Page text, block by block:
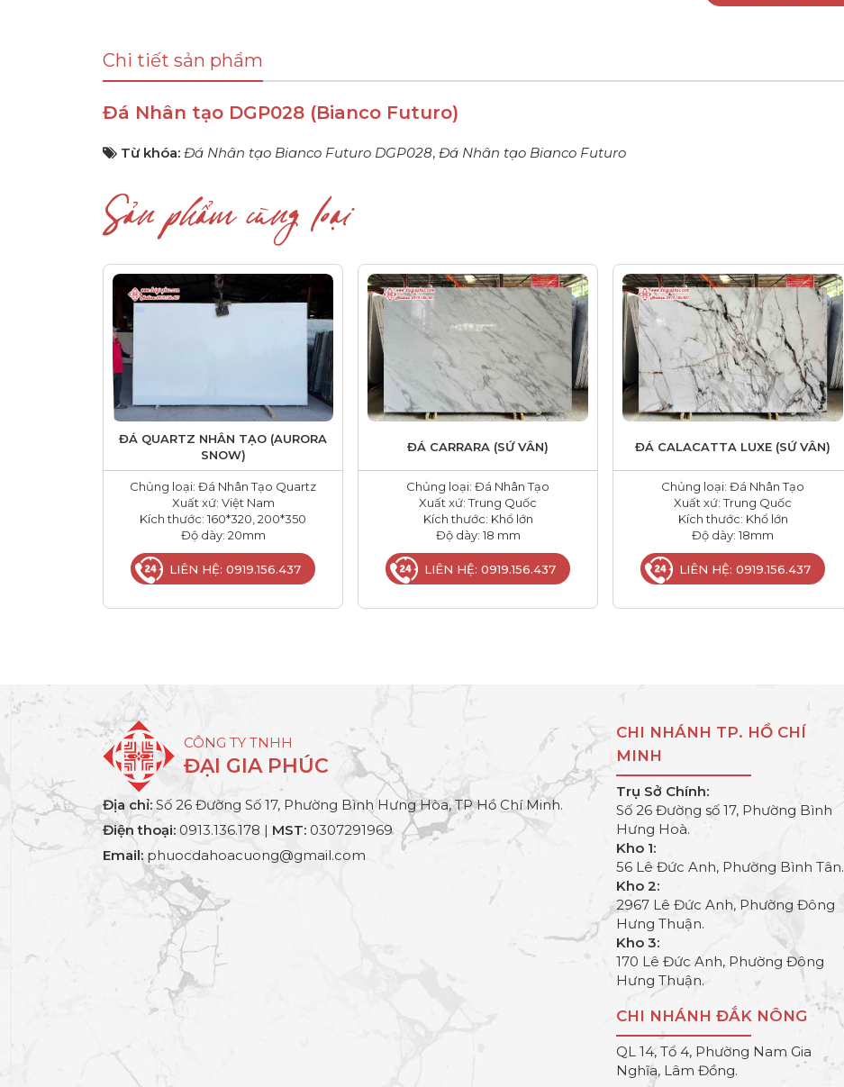
Chi tiết sản phẩm
Đá Nhân tạo DGP028 (Bianco Futuro)
Từ khóa: Đá Nhân tạo Bianco Futuro DGP028, Đá Nhân tạo Bianco Futuro
Sản phẩm cùng loại
ĐÁ QUARTZ NHÂN TẠO (AURORA
SNOW)
Chủng loại: Đá Nhân Tạo Quartz
Xuất xứ: Việt Nam
Kích thước: 160*320, 200*350
Độ dày: 20mm
LIÊN HỆ: 0919.156.437
ĐÁ CARRARA (SỨ VÂN)
Chủng loại: Đá Nhân Tạo
Xuất xứ: Trung Quốc
Kích thước: Khổ lớn
Độ dày: 18 mm
LIÊN HỆ: 0919.156.437
ĐÁ CALACATTA LUXE (SỨ VÂN)
Chủng loại: Đá Nhân Tạo
Xuất xứ: Trung Quốc
Kích thước: Khổ lớn
Độ dày: 18mm
LIÊN HỆ: 0919.156.437
CÔNG TY TNHH
ĐẠI GIA PHÚC
Địa chỉ: Số 26 Đường Số 17, Phường Bình Hưng Hòa, TP Hồ Chí Minh.
Điện thoại: 0913.136.178 | MST: 0307291969
Email: phuocdahoacuong@gmail.com
CHI NHÁNH TP. HỒ CHÍ
MINH
Trụ Sở Chính:
Số 26 Đường số 17, Phường Bình
Hưng Hoà.
Kho 1:
56 Lê Đức Anh, Phường Bình Tân.
Kho 2:
2967 Lê Đức Anh, Phường Đông
Hưng Thuận.
Kho 3:
170 Lê Đức Anh, Phường Đông
Hưng Thuận.
CHI NHÁNH ĐẮK NÔNG
QL 14, Tổ 4, Phường Nam Gia
Nghĩa, Lâm Đồng.